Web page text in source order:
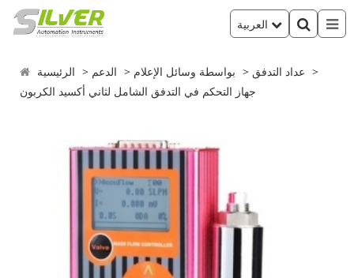
الرئيسية الدعم بواسطة وسائل الإعلام
عداد التدفق
جهاز التحكم في التدفق الشامل لثاني أكسيد الكربون